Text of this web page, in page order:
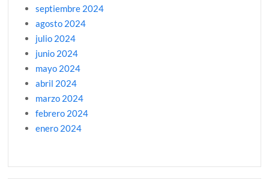
septiembre 2024
agosto 2024
julio 2024
junio 2024
mayo 2024
abril 2024
marzo 2024
febrero 2024
enero 2024